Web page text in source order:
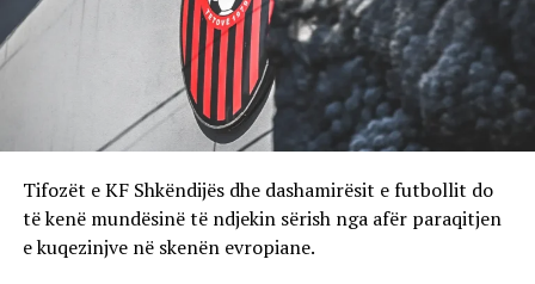
Tifozët e KF Shkëndijës dhe dashamirësit e futbollit do
të kenë mundësinë të ndjekin sërish nga afër paraqitjen
e kuqezinjve në skenën evropiane.